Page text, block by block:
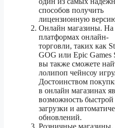
способов получить
лицензионную
Онлайн магазины. На
платформах онлайн-
торговли, таких как
GOG или Epic Games
вы также сможете
лолипоп чейнсоу игру.
Достоинством
в онлайн магазинах
возможность быстрой
загрузки и
обновлений.
Розничные